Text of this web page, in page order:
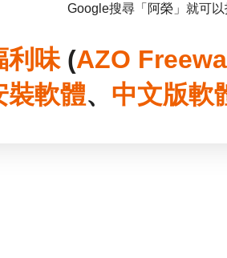
Google搜尋「阿榮」就可
利味(AZO
裝軟體、 中文版軟